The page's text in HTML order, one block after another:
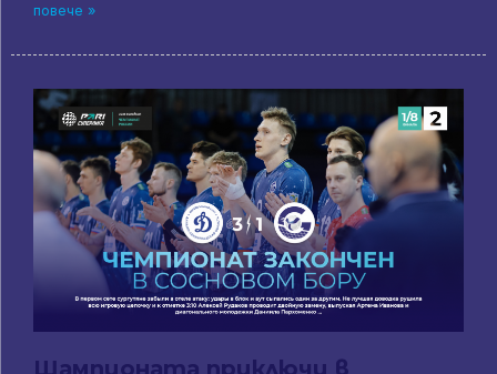
повече »
Шампионата приключи в